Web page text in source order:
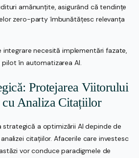
amănunțite, asigurând că tendințe
zero-party îmbunătățesc relevanța
integrare necesită implementări fazate,
în automatizarea AI.
Protejarea Viitorului
Analiza Citațiilor
strategică a optimizării AI depinde de
citațiilor. Afacerile care investesc
vor conduce paradigmele de